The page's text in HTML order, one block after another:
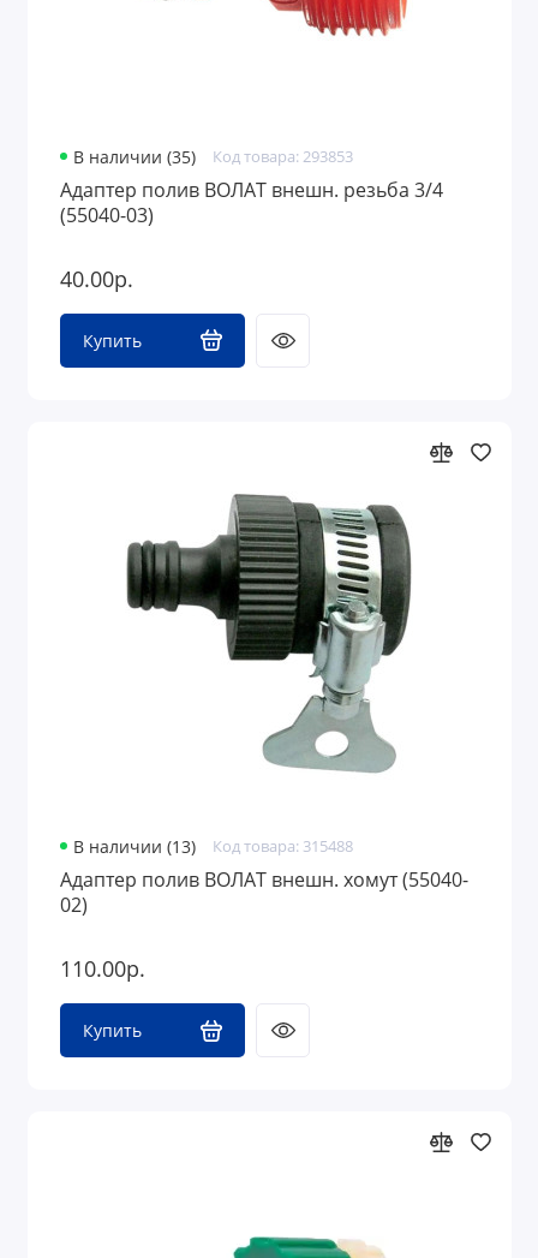
В наличии (35) Код товара: 293853
Адаптер полив ВОЛАТ внешн. резьба 3/4
(55040-03)
40.00р.
Купить
В наличии (13) Код товара: 315488
Адаптер полив ВОЛАТ внешн. хомут (55040-
02)
110.00р.
Купить